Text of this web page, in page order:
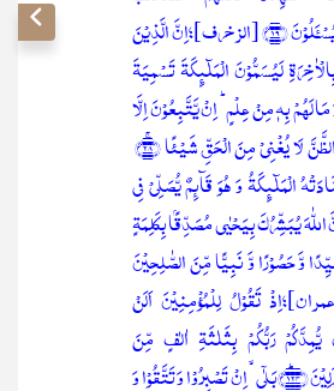
شَہَادَتُہُمۡ وَ یُسۡـَٔلُوۡنَ ﴿۱۹﴾ [الزخرف]؛اِنَّ الَّذِیۡنَ
لَیُسَمُّوۡنَ الۡمَلٰٓئِکَۃَ تَسۡمِیَۃَ
﴿۲۷﴾وَ مَا لَہُمۡ بِہٖ مِنۡ عِلۡمٍ ؕ اِنۡ یَّتَّبِعُوۡنَ اِلَّا
الظَّنَّ ۚ وَ اِنَّ الظَّنَّ لَا یُغۡنِیۡ مِنَ الۡحَقِّ شَیۡئًا ﴿ۚ۲۸﴾
الۡمَلٰٓئِکَۃُ وَ ہُوَ قَآئِمٌ یُّصَلِّیۡ فِی
یُبَشِّرُکَ بِیَحۡیٰی مُصَدِّقًۢا بِکَلِمَۃٍ
وَّ حَصُوۡرًا وَّ نَبِیًّا مِّنَ الصّٰلِحِیۡنَ
تَقُوۡلُ لِلۡمُؤۡمِنِیۡنَ اَلَنۡ
یُّمِدَّکُمۡ رَبُّکُمۡ بِثَلٰثَۃِ اٰلٰفٍ مِّنَ
الۡمَلٰٓئِکَۃِ مُنۡزَلِیۡنَ ﴿۱۲۴﴾ؕبَلٰۤی ۙ اِنۡ تَصۡبِرُوۡا وَ تَتَّقُوۡا وَ